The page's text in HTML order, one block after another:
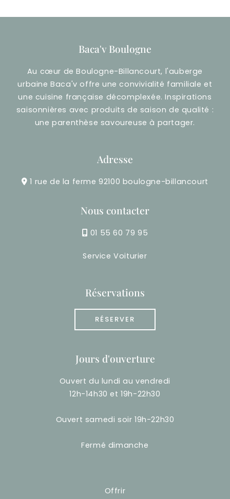
Baca'v Boulogne
Au cœur de Boulogne-Billancourt, l'auberge
urbaine Baca'v offre une convivialité familiale et
une cuisine française décomplexée. Inspirations
saisonnières avec produits de saison de qualité :
une parenthèse savoureuse à partager.
Adresse
1 rue de la ferme 92100 boulogne-billancourt
Nous contacter
01 55 60 79 95
Service Voiturier
Réservations
RÉSERVER
Jours d'ouverture
Ouvert du lundi au vendredi
12h-14h30 et 19h-22h30
Ouvert samedi soir 19h-22h30
Fermé dimanche
Offrir